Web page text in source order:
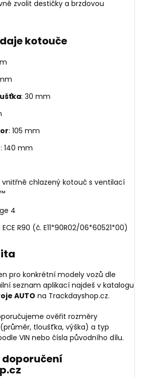
zvolit destičky a brzdovou
kotouče
: 30 mm
: 105 mm
: 140 mm
vnitřně chlazený kotouč s ventilací
4
ECE R90 (č. E11*90R02/06*60521*00)
pro konkrétní modely vozů dle
seznam aplikací najdeš v katalogu
AUTO na Trackdayshop.cz.
ověřit rozměry
tloušťka, výška) a typ
VIN nebo čísla původního dílu.
doporučení